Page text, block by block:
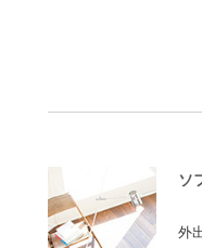
ソ
外